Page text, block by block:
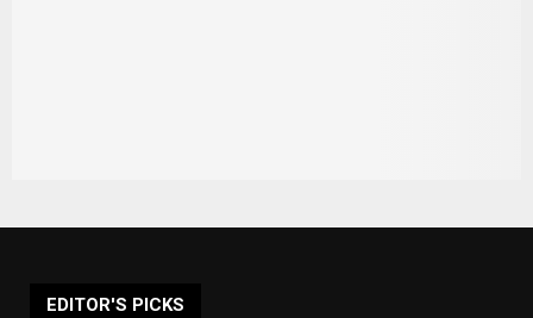
EDITOR'S PICKS